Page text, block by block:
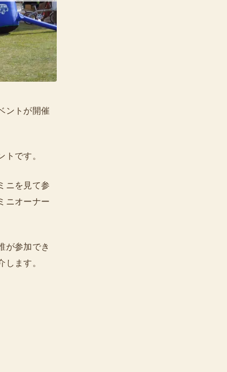
ントが開催
です。
ニを見て参
ニオーナー
が参加でき
ます。